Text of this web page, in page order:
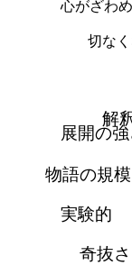
切な
心がざわめ
奇抜さ
実験的
物語の規模
展開の強
解